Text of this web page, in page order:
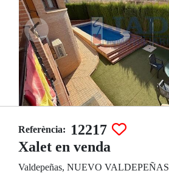
Referència:
12217
Xalet en venda
Valdepeñas, NUEVO VALDEPEÑAS